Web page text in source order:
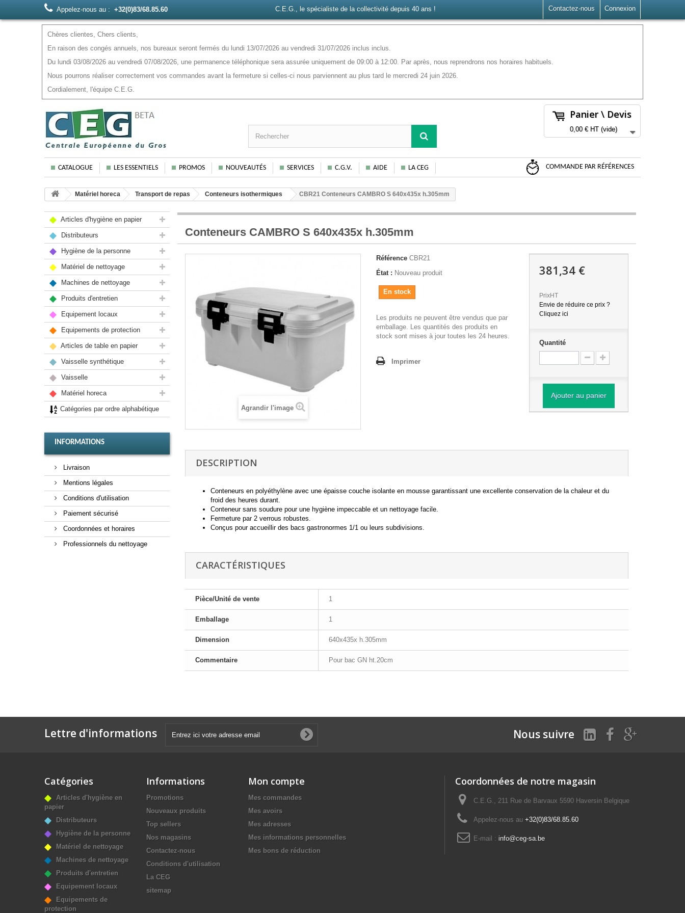
Connexion
Contactez-nous
Appelez-nous au : +32(0)83/68.85.60 C.E.G., le spécialiste de la collectivité depuis 40 ans !
Chères clientes, Chers clients,
En raison des congés annuels, nos bureaux seront fermés du lundi 13/07/2026 au vendredi 31/07/2026 inclus inclus.
Du lundi 03/08/2026 au vendredi 07/08/2026, une permanence téléphonique sera assurée uniquement de 09:00 à 12:00. Par après, nous reprendrons nos horaires habituels.
Nous pourrons réaliser correctement vos commandes avant la fermeture si celles-ci nous parviennent au plus tard le mercredi 24 juin 2026.
Cordialement, l'équipe C.E.G.
Panier \ Devis
0,00 €HT (vide)
CATALOGUE LES ESSENTIELS PROMOS NOUVEAUTÉS SERVICES C.G.V. AIDE LA CEG COMMANDE PAR RÉFÉRENCES
Matériel horeca Transport de repas Conteneurs isothermiques CBR21 Conteneurs CAMBRO S 640x435x h.305mm
Articles d'hygiène en papier
Distributeurs
Hygiène de la personne
Matériel de nettoyage
Machines de nettoyage
Produits d'entretien
Equipement locaux
Equipements de protection
Articles de table en papier
Vaisselle synthétique
Vaisselle
Matériel horeca
Catégories par ordre alphabétique
INFORMATIONS
Livraison
Mentions légales
Conditions d'utilisation
Paiement sécurisé
Coordonnées et horaires
Professionnels du nettoyage
Conteneurs CAMBRO S 640x435x h.305mm
Agrandir l'image
Référence CBR21
État : Nouveau produit
En stock
Les produits ne peuvent être vendus que par
emballage. Les quantités des produits en
stock sont mises à jour toutes les 24 heures.
Imprimer
381,34 €
PrixHT
Envie de réduire ce prix ?
Cliquez ici
Quantité
Ajouter au panier
DESCRIPTION
Conteneurs en polyéthylène avec une épaisse couche isolante en mousse garantissant une excellente conservation de la chaleur et du
froid des heures durant.
Conteneur sans soudure pour une hygiène impeccable et un nettoyage facile.
Fermeture par 2 verrous robustes.
Conçus pour accueillir des bacs gastronormes 1/1 ou leurs subdivisions.
CARACTÉRISTIQUES
Pièce/Unité de vente 1
Emballage 1
Dimension 640x435x h.305mm
Commentaire Pour bac GN ht.20cm
Lettre d'informations Nous suivre
Catégories
Articles d'hygiène en
papier
Distributeurs
Hygiène de la personne
Matériel de nettoyage
Machines de nettoyage
Produits d'entretien
Equipement locaux
Equipements de
protection
Informations
Promotions
Nouveaux produits
Top sellers
Nos magasins
Contactez-nous
Conditions d'utilisation
La CEG
sitemap
Mon compte
Mes commandes
Mes avoirs
Mes adresses
Mes informations personnelles
Mes bons de réduction
Coordonnées de notre magasin
C.E.G., 211 Rue de Barvaux 5590 Haversin Belgique
Appelez-nous au +32(0)83/68.85.60
E-mail : info@ceg-sa.be